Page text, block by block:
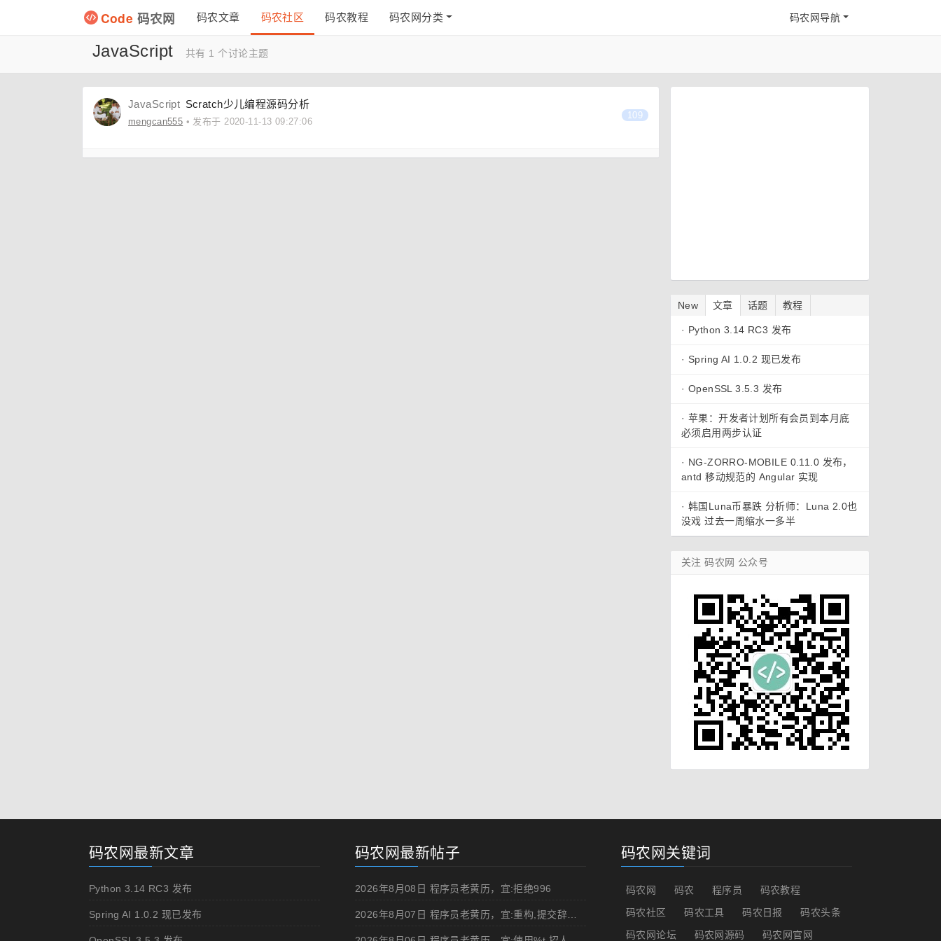
Code 码农网 码农文章 码农社区 码农教程 码农网分类 码农网导航
JavaScript 共有 1 个讨论主题
JavaScript Scratch少儿编程源码分析
mengcan555 • 发布于 2020-11-13 09:27:06
109
New 文章 话题 教程
· Python 3.14 RC3 发布
· Spring AI 1.0.2 现已发布
· OpenSSL 3.5.3 发布
· 苹果：开发者计划所有会员到本月底
必须启用两步认证
· NG-ZORRO-MOBILE 0.11.0 发布，
antd 移动规范的 Angular 实现
· 韩国Luna币暴跌 分析师：Luna 2.0也
没戏 过去一周缩水一多半
关注 码农网 公众号
码农网最新文章
Python 3.14 RC3 发布
Spring AI 1.0.2 现已发布
码农网最新帖子
2026年8月08日 程序员老黄历，宜:拒绝996
2026年8月07日 程序员老黄历，宜:重构,提交辞职申请,申请加薪
码农网关键词
码农网 码农 程序员
码农教程
码农社区
码农工具 码农日报
码农头条
码农网论坛
码农网源码 码农网官网